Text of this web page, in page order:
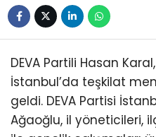
DEVA Partili Hasan
İstanbul’da teşkilat
geldi. DEVA Partisi
Ağaoğlu, il yöneticileri,